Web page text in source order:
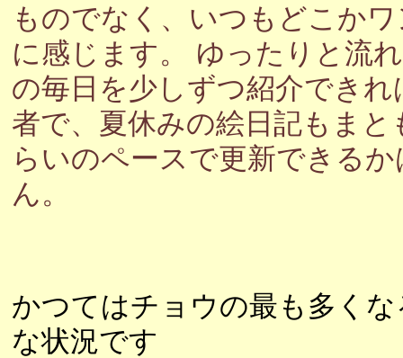
ものでなく、いつもどこか
に感じます。 ゆったりと流
の毎日を少しずつ紹介でき
者で、夏休みの絵日記もま
らいのペースで更新できる
ん。
かつてはチョウの最も多く
な状況です